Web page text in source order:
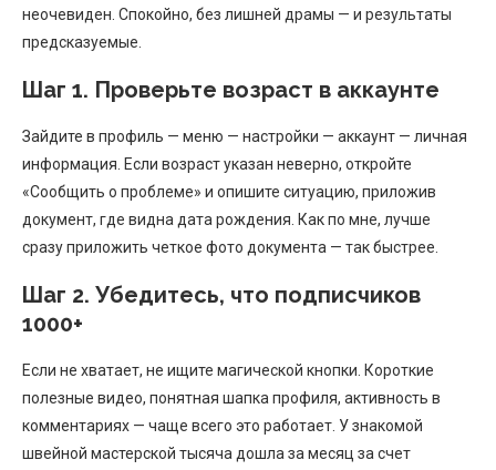
неочевиден. Спокойно, без лишней драмы — и результаты
предсказуемые.
Шаг 1. Проверьте возраст в аккаунте
Зайдите в профиль — меню — настройки — аккаунт — личная
информация. Если возраст указан неверно, откройте
«Сообщить о проблеме» и опишите ситуацию, приложив
документ, где видна дата рождения. Как по мне, лучше
сразу приложить четкое фото документа — так быстрее.
Шаг 2. Убедитесь, что подписчиков
1000+
Если не хватает, не ищите магической кнопки. Короткие
полезные видео, понятная шапка профиля, активность в
комментариях — чаще всего это работает. У знакомой
швейной мастерской тысяча дошла за месяц за счет